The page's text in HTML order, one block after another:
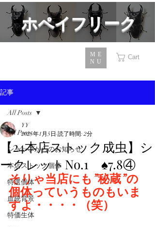
​ホペイフリーク
ME
NU
Cart
記事
All Posts
ショップからのお知らせ
本店ストック個体
特選個体
血統背景
特価生体
All Posts
【24本店ストック成虫】シ
ークレットNo.1 ♠7.8④
YY
2025年1月5日 読了時間: 2分
そりゃ当店にも”秘蔵”の
個体っていうものもいま
すよ・・・・（笑）